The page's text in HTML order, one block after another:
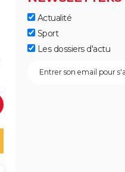
Actualité
Sport
Les dossiers d'actu